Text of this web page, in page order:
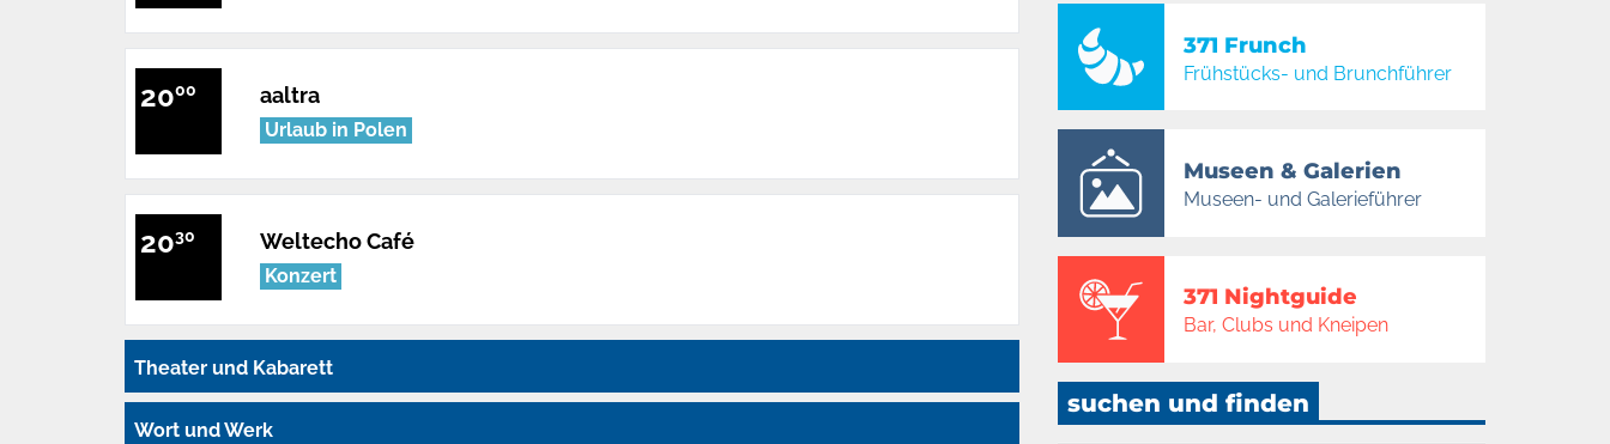
2000 aaltra
Urlaub in Polen
2030 Weltecho Café
Konzert
Theater und Kabarett
Wort und Werk
371 Frunch
Frühstücks- und Brunchführer
Museen & Galerien
Museen- und Galerieführer
371 Nightguide
Bar, Clubs und Kneipen
suchen und finden